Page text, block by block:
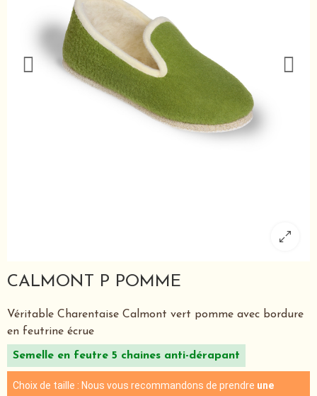
CALMONT P POMME
Véritable Charentaise Calmont vert pomme avec bordure
en feutrine écrue
Semelle en feutre 5 chaines anti-dérapant
Choix de taille : Nous vous recommandons de prendre une